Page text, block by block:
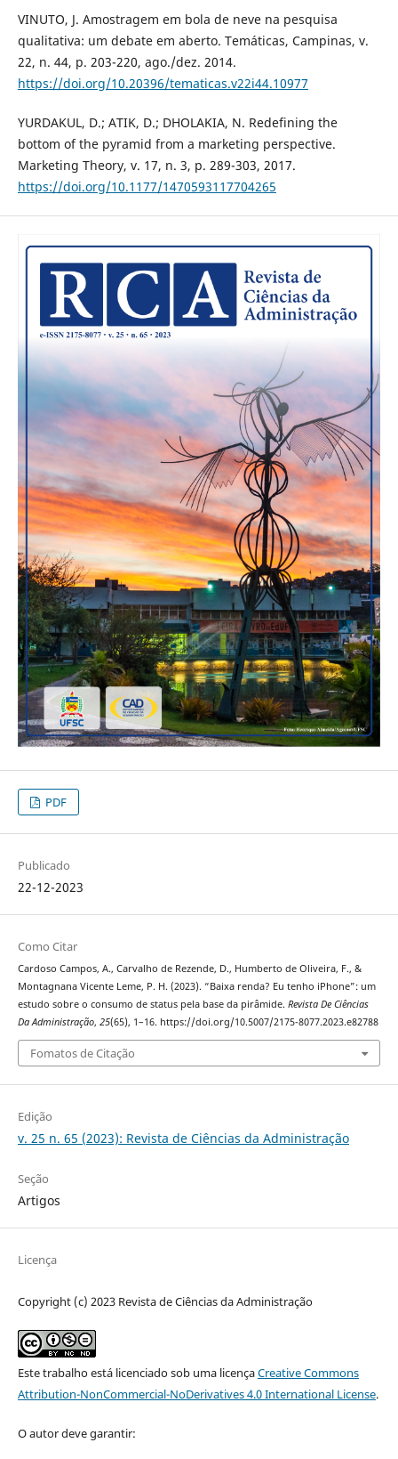
VINUTO, J. Amostragem em bola de neve na pesquisa
qualitativa: um debate em aberto. Temáticas, Campinas, v.
22, n. 44, p. 203-220, ago./dez. 2014.
https://doi.org/10.20396/tematicas.v22i44.10977
YURDAKUL, D.; ATIK, D.; DHOLAKIA, N. Redefining the
bottom of the pyramid from a marketing perspective.
Marketing Theory, v. 17, n. 3, p. 289-303, 2017.
https://doi.org/10.1177/1470593117704265
PDF
Publicado
22-12-2023
Como Citar
Cardoso Campos, A., Carvalho de Rezende, D., Humberto de Oliveira, F., &
Montagnana Vicente Leme, P. H. (2023). “Baixa renda? Eu tenho iPhone”: um
estudo sobre o consumo de status pela base da pirâmide. Revista De Ciências
Da Administração, 25(65), 1–16. https://doi.org/10.5007/2175-8077.2023.e82788
Fomatos de Citação
Edição
v. 25 n. 65 (2023): Revista de Ciências da Administração
Seção
Artigos
Licença
Copyright (c) 2023 Revista de Ciências da Administração
Este trabalho está licenciado sob uma licençaCreative Commons
Attribution-NonCommercial-NoDerivatives 4.0 International License.
O autor deve garantir: